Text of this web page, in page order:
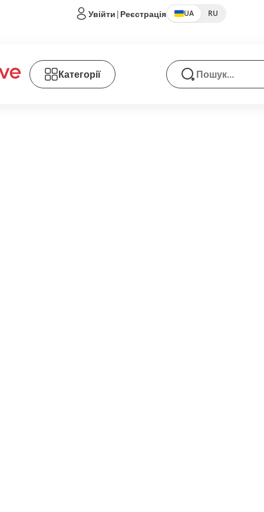
Увійти | Реєстрація UA RU
Категорії Пошук товарів